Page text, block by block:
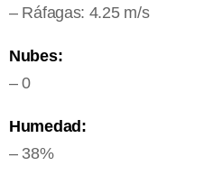
– Ráfagas: 4.25 m/s
Nubes:
– 0
Humedad:
– 38%